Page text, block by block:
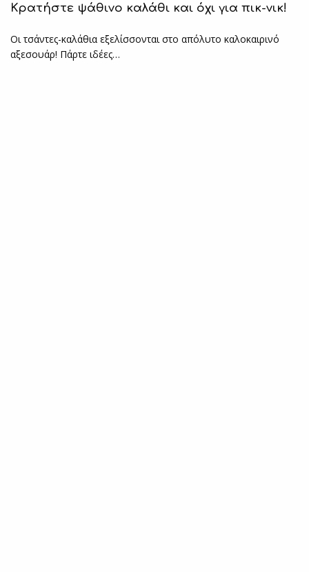
Κρατήστε ψάθινο καλάθι και όχι για πικ-νικ!
Οι τσάντες-καλάθια εξελίσσονται στο απόλυτο καλοκαιρινό
αξεσουάρ! Πάρτε ιδέες…